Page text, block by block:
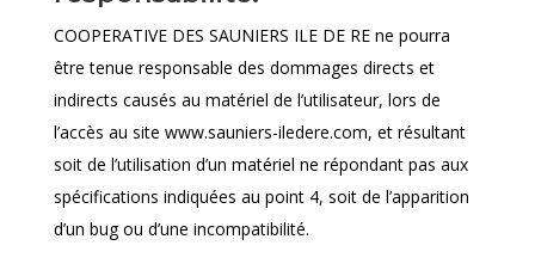
COOPERATIVE DES SAUNIERS ILE DE RE ne pourra
être tenue responsable des dommages directs et
indirects causés au matériel de l’utilisateur, lors de
l’accès au site www.sauniers-iledere.com, et résultant
soit de l’utilisation d’un matériel ne répondant pas aux
spécifications indiquées au point 4, soit de l’apparition
d’un bug ou d’une incompatibilité.